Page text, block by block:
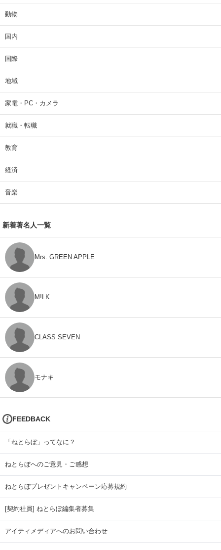
動物
国内
国際
地域
家電・PC・カメラ
就職・転職
教育
経済
音楽
新着著名人一覧
Mrs. GREEN APPLE
M!LK
CLASS SEVEN
モナキ
FEEDBACK
「ねとらぼ」ってなに？
ねとらぼへのご意見・ご感想
ねとらぼプレゼントキャンペーン応募規約
[契約社員] ねとらぼ編集者募集
アイティメディアへのお問い合わせ